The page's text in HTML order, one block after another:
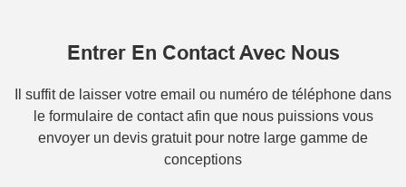
Entrer En Contact Avec Nous
Il suffit de laisser votre email ou numéro de téléphone dans
le formulaire de contact afin que nous puissions vous
envoyer un devis gratuit pour notre large gamme de
conceptions